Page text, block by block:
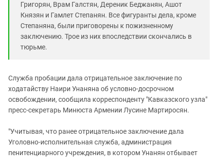
Григорян, Врам Галстян, Дереник Беджанян, Ашот
Князян и Гамлет Степанян. Все фигуранты дела, кроме
Степаняна, были приговорены к пожизненному
заключению. Трое из них впоследствии скончались в
тюрьме.
Служба пробации дала отрицательное заключение по
ходатайству Наири Унаняна об условно-досрочном
освобождении, сообщила корреспонденту "Кавказского узла"
пресс-секретарь Минюста Армении Лусине Мартиросян.
"Учитывая, что ранее отрицательное заключение дала
Уголовно-исполнительная служба, администрация
пенитенциарного учреждения, в котором Унанян отбывает